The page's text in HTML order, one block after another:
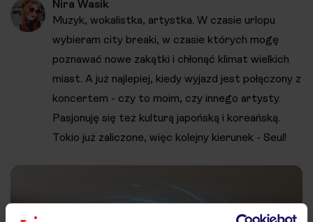
Nira Wasik
Muzyk, wokalistka, artystka. W czasie urlopu
wybieram city breaki, w czasie których mogę
poznawać nowe zakątki i chłonąć klimat wielkich
miast. A już najlepiej, kiedy wyjazd jest połączony z
koncertem - czy to moim, czy innego artysty.
Pasjonuję się też kulturą japońską i koreańską.
Tokio już zaliczone, więc kolejny kierunek - Seul!